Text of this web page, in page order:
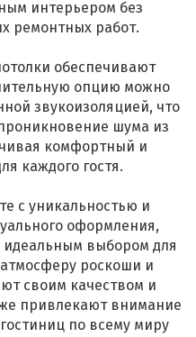
интерьером без
ремонтных работ.
обеспечивают
опцию можно
звукоизоляцией, что
шума из
комфортный и
каждого гостя.
с уникальностью и
оформления,
выбором для
роскоши и
своим качеством и
привлекают внимание
по всему миру